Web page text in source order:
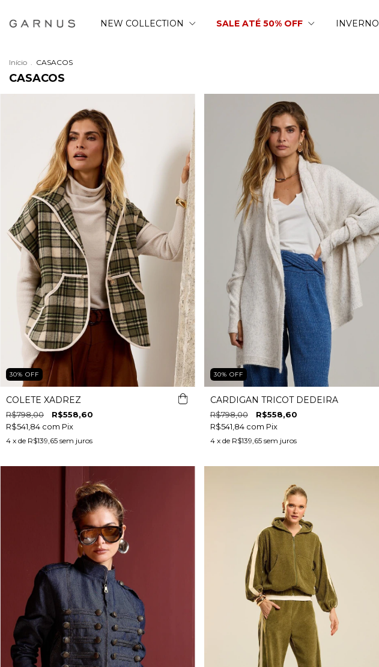
NEW COLLECTION SALE ATÉ 50% OFF INVERNO
Início CASACOS
CASACOS
30% OFF
COLETE XADREZ
R$798,00
R$558,60
R$541,84 com Pix
4 x de R$139,65 sem juros
30% OFF
CARDIGAN TRICOT DEDEIRA
R$798,00
R$558,60
R$541,84 com Pix
4 x de R$139,65 sem juros